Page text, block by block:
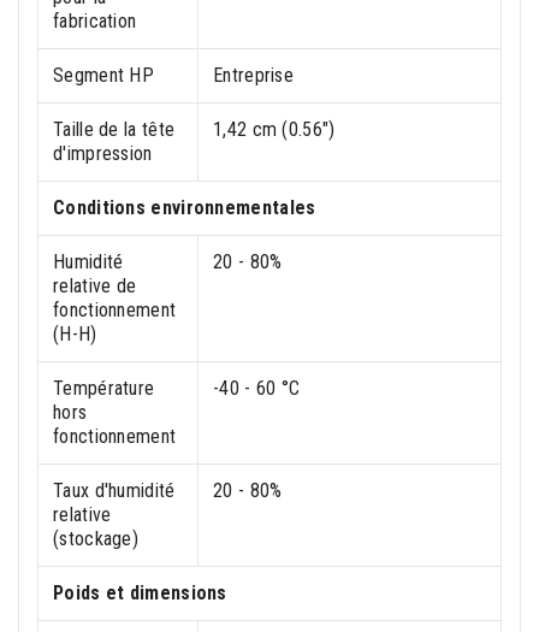
fabrication
Segment HP Entreprise
Taille de la tête
d'impression
1,42 cm (0.56")
Conditions environnementales
Humidité
relative de
fonctionnement
(H-H)
20 - 80%
Température
hors
fonctionnement
-40 - 60 °C
Taux d'humidité
relative
(stockage)
20 - 80%
Poids et dimensions